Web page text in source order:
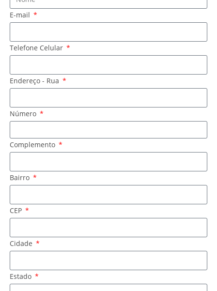
E-mail
Telefone Celular
Endereço - Rua
Número
Complemento
Bairro
CEP
Cidade
Estado